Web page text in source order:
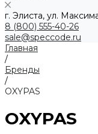
г. Элиста, ул.
8 (800) 555-40-26
sale@speccode.ru
Главная
/
Бренды
/
OXYPAS
OXYPAS